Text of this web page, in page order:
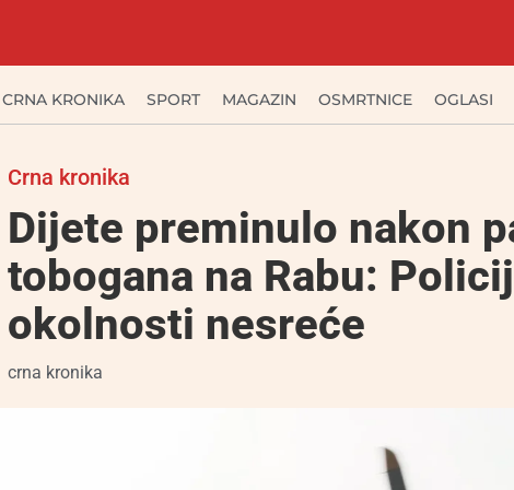
CRNA KRONIKA SPORT MAGAZIN OSMRTNICE OGLASI
Crna kronika
Dijete preminulo nakon
tobogana na Rabu:
okolnosti nesreće
crna kronika